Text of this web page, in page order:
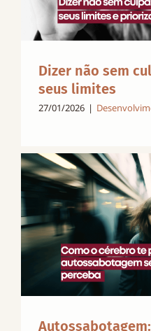
Dizer não sem
seus limites
27/01/2026 |